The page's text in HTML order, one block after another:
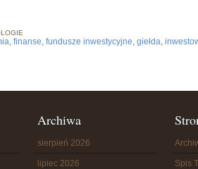
, finanse, fundusze inwestycyjne, giełda,
Archiwa
sierpień 2026
lipiec 2026 Spis